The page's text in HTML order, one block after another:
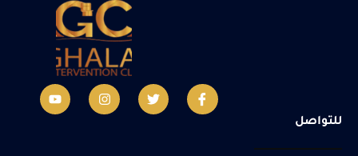
للتواصل